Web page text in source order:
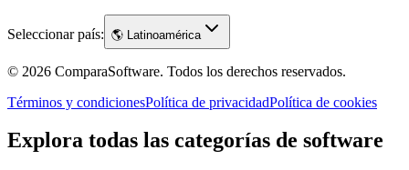
Seleccionar país: 🌎 Latinoamérica
© 2026 ComparaSoftware. Todos los derechos reservados.
Términos y condicionesPolítica de privacidadPolítica de cookies
Explora todas las categorías de software